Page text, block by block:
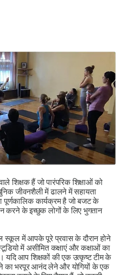
शिक्षक हैं जो पारंपरिक शिक्षाओं को
जीवनशैली में ढालने में सहायता
कार्यक्रम है जो बजट के
करने के इच्छुक लोगों के लिए भुगतान
स्कूल में आपके पूरे प्रवास के दौरान होने
में असीमित कक्षाएं और कक्षाओं का
यदि आप शिक्षकों की एक उत्कृष्ट टीम के
का भरपूर आनंद लेने और योगियों के एक